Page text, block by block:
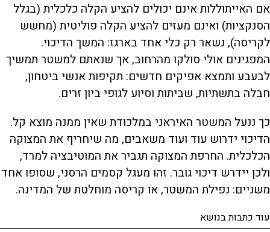
אם האייתוללות אינם יכולים להציע הקלה כלכלית (בגלל
הסנקציות) ואינם מעזים להציע הקלה פוליטית (מחשש
לקריסה), נשאר רק כלי אחד בארגז: המשך הדיכוי.
המפגינים אולי סולקו מהרחוב, אך שנאתם למשטר תמשיך
לבעבע ותמצא אפיקים חדשים: תקיפות אנשי ביטחון,
חבלה בתשתיות, שביתות וסיוע לגופי ביון זרים.
כך ננעל המשטר האיראני במלכודת שאין ממנה מוצא קל.
הדיכוי ידרוש עוד ועוד משאבים, מה שיחריף את המצוקה
הכלכלית. החרפת המצוקה תגביר את המוטיבציה למרד,
ולכן יידרש דיכוי גובר. זהו מעגל קסמים הרסני, שסופו אחד
משניים: נפילת המשטר, או קריסה מוחלטת של המדינה.
עוד כתבות בנושא